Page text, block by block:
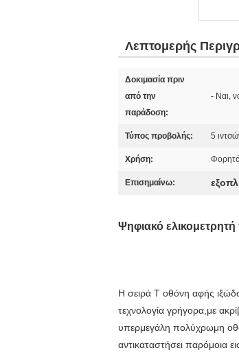
Λεπτομερής
Δοκιμασία πριν
από την
παράδοση:
- Ναι,
Τύπος προβολής: 5
Χρήση:
Επισημαίνω:
Ψηφιακό
Η σειρά T οθόνη αφής
τεχνολογία γρήγορα,με
υπερμεγάλη πολύχρωμη
αντικαταστήσει παρόμοια